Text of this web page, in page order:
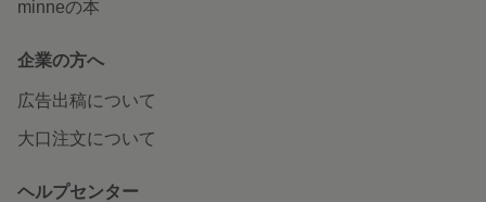
minneの本
企業の方へ
広告出稿について
大口注文について
ヘルプセンター